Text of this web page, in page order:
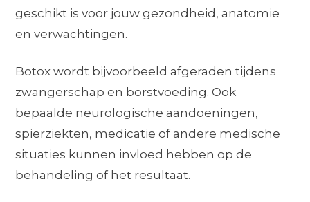
geschikt is voor jouw gezondheid, anatomie
en verwachtingen.
Botox wordt bijvoorbeeld afgeraden tijdens
zwangerschap en borstvoeding. Ook
bepaalde neurologische aandoeningen,
spierziekten, medicatie of andere medische
situaties kunnen invloed hebben op de
behandeling of het resultaat.